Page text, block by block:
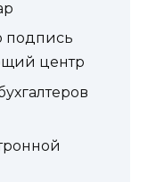
подпись
центр